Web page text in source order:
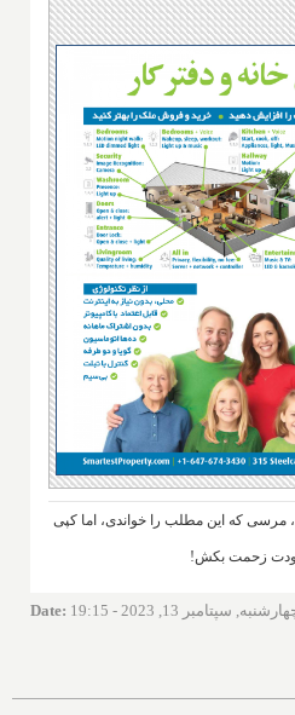
که این مطلب را خواندی، اما کپی
خودت زحمت بکش!
Date: سپتامبر 13, 2023 - 19:15